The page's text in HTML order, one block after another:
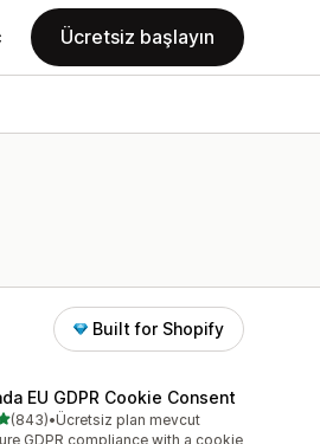
Ücretsiz başlayın
Built for Shopify
EU GDPR Cookie Consent
yıldız üzerinden
(843)
843 değerlendirme
•Ücretsiz plan mevcut
GDPR compliance with a cookie